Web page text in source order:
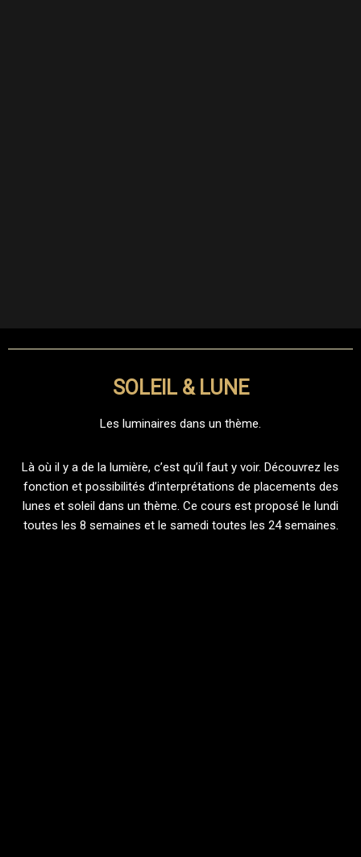
SOLEIL & LUNE
Les luminaires dans un thème.
Là où il y a de la lumière, c’est qu’il faut y voir. Découvrez les
fonction et possibilités d’interprétations de placements des
lunes et soleil dans un thème. Ce cours est proposé le lundi
toutes les 8 semaines et le samedi toutes les 24 semaines.